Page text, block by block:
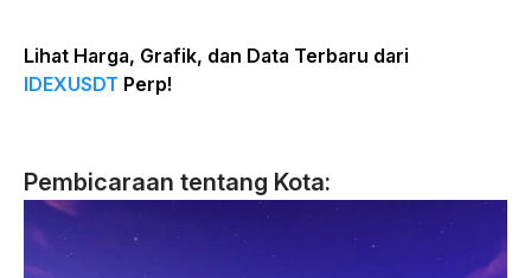
Lihat Harga, Grafik, dan Data Terbaru dari
IDEXUSDT Perp!
Pembicaraan tentang Kota: